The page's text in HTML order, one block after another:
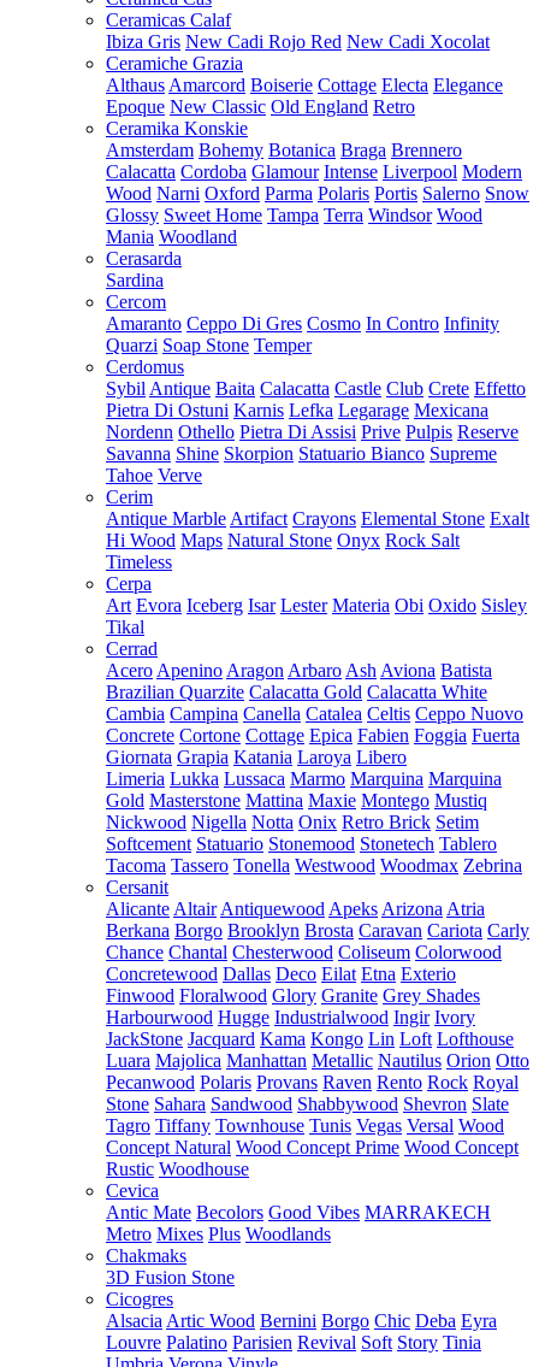
Ceramicas Calaf
Ibiza Gris New Cadi Rojo Red New Cadi Xocolat
Ceramiche Grazia
Althaus Amarcord Boiserie Cottage Electa Elegance
Epoque New Classic Old England Retro
Ceramika Konskie
Amsterdam Bohemy Botanica Braga Brennero
Calacatta Cordoba Glamour Intense Liverpool Modern
Wood Narni Oxford Parma Polaris Portis Salerno Snow
Glossy Sweet Home Tampa Terra Windsor Wood
Mania Woodland
Cerasarda
Sardina
Cercom
Amaranto Ceppo Di Gres Cosmo In Contro Infinity
Quarzi Soap Stone Temper
Cerdomus
Sybil Antique Baita Calacatta Castle Club Crete Effetto
Pietra Di Ostuni Karnis Lefka Legarage Mexicana
Nordenn Othello Pietra Di Assisi Prive Pulpis Reserve
Savanna Shine Skorpion Statuario Bianco Supreme
Tahoe Verve
Cerim
Antique Marble Artifact Crayons Elemental Stone Exalt
Hi Wood Maps Natural Stone Onyx Rock Salt
Timeless
Cerpa
Art Evora Iceberg Isar Lester Materia Obi Oxido Sisley
Tikal
Cerrad
Acero Apenino Aragon Arbaro Ash Aviona Batista
Brazilian Quarzite Calacatta Gold Calacatta White
Cambia Campina Canella Catalea Celtis Ceppo Nuovo
Concrete Cortone Cottage Epica Fabien Foggia Fuerta
Giornata Grapia Katania Laroya Libero
Limeria Lukka Lussaca Marmo Marquina Marquina
Gold Masterstone Mattina Maxie Montego Mustiq
Nickwood Nigella Notta Onix Retro Brick Setim
Softcement Statuario Stonemood Stonetech Tablero
Tacoma Tassero Tonella Westwood Woodmax Zebrina
Cersanit
Alicante Altair Antiquewood Apeks Arizona Atria
Berkana Borgo Brooklyn Brosta Caravan Cariota Carly
Chance Chantal Chesterwood Coliseum Colorwood
Concretewood Dallas Deco Eilat Etna Exterio
Finwood Floralwood Glory Granite Grey Shades
Harbourwood Hugge Industrialwood Ingir Ivory
JackStone Jacquard Kama Kongo Lin Loft Lofthouse
Luara Majolica Manhattan Metallic Nautilus Orion Otto
Pecanwood Polaris Provans Raven Rento Rock Royal
Stone Sahara Sandwood Shabbywood Shevron Slate
Tagro Tiffany Townhouse Tunis Vegas Versal Wood
Concept Natural Wood Concept Prime Wood Concept
Rustic Woodhouse
Cevica
Antic Mate Becolors Good Vibes MARRAKECH
Metro Mixes Plus Woodlands
Chakmaks
3D Fusion Stone
Cicogres
Alsacia Artic Wood Bernini Borgo Chic Deba Eyra
Louvre Palatino Parisien Revival Soft Story Tinia